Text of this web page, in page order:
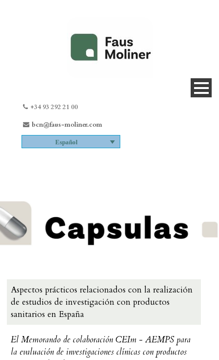
+34 93 292 21 00
bcn@faus-moliner.com
Español
Aspectos prácticos relacionados con la realización
de estudios de investigación con productos
sanitarios en España
El Memorando de colaboración CEIm - AEMPS para
la evaluación de investigaciones clínicas con productos